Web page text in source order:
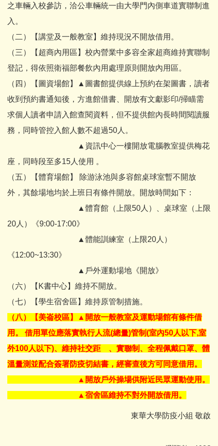
之車輛入校參訪，洽公車輛統一由大學門內側車道實聯制進
入。
（二）【講堂及一般教室】維持現況不開放借用。
（三）【超商內用區】校內營業中多容全家超商維持實聯制
登記，得依照衛福部餐飲內用處理原則開放內用區。
（四）【圖資場館】▲圖書館提供線上預約在架圖書，讀者
收到預約書通知後，方進館借書、開放有文獻影印/掃瞄需
求個人讀者申請入館查閱資料，但不提供館內長時間閱讀服
務，同時管控入館人數不超過50人。
▲資訊中心一樓開放電腦教室提供梅花
座，同時段至多15人使用 。
（五）【體育場館】 除游泳池與多容館桌球室暫不開放
外，其餘場地均於上班日有條件開放。開放時間如下：
▲體育館（上限50人）、桌球室（上限
20人）《9:00-17:00》
▲體能訓練室（上限20人）
《12:00~13:30》
▲戶外運動場地《開放》
（六）【K書中心】維持不開放。
（七）【學生宿舍區】維持原管制措施。
（八）【美崙校區】▲開放一般教室及運動場館有條件借
用。 借用單位應落實執行人流(總量)管制(室內50人以下,室
外100人以下)、維持社交距離、實聯制、全程佩戴口罩、體
溫量測並配合簽署防疫切結書，經審查後方可同意借用。
▲開放戶外操場供附近民眾運動使用。
▲宿舍區維持不對外開放借用。
東華大學防疫小組 敬啟